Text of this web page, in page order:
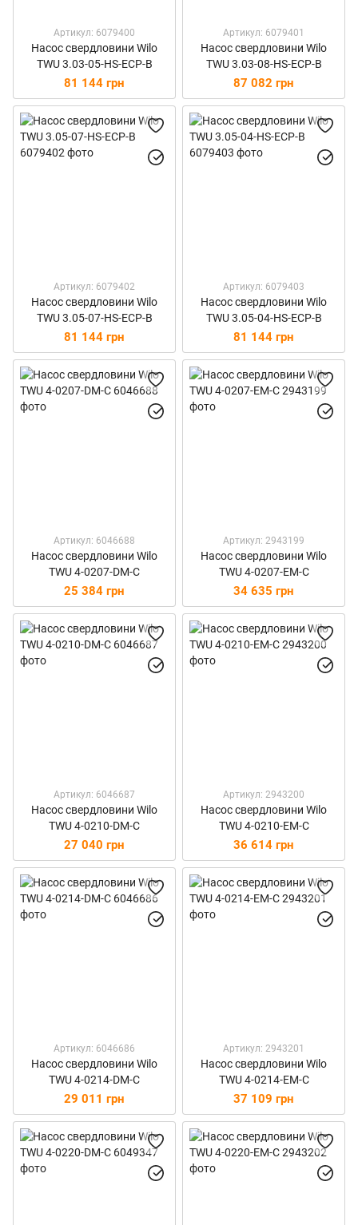
Артикул: 6079400
Насос свердловини Wilo
TWU 3.03-05-HS-ECP-B
81 144 грн
Артикул: 6079401
Насос свердловини Wilo
TWU 3.03-08-HS-ECP-B
87 082 грн
Артикул: 6079402
Насос свердловини Wilo
TWU 3.05-07-HS-ECP-B
81 144 грн
Артикул: 6079403
Насос свердловини Wilo
TWU 3.05-04-HS-ECP-B
81 144 грн
Артикул: 6046688
Насос свердловини Wilo
TWU 4-0207-DM-C
25 384 грн
Артикул: 2943199
Насос свердловини Wilo
TWU 4-0207-EM-C
34 635 грн
Артикул: 6046687
Насос свердловини Wilo
TWU 4-0210-DM-C
27 040 грн
Артикул: 2943200
Насос свердловини Wilo
TWU 4-0210-EM-C
36 614 грн
Артикул: 6046686
Насос свердловини Wilo
TWU 4-0214-DM-C
29 011 грн
Артикул: 2943201
Насос свердловини Wilo
TWU 4-0214-EM-C
37 109 грн